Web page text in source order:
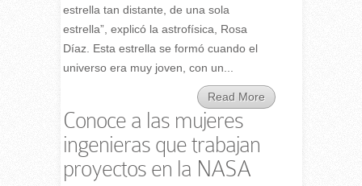
estrella tan distante, de una sola
estrella”, explicó la astrofísica, Rosa
Díaz. Esta estrella se formó cuando el
universo era muy joven, con un...
Read More
Conoce a las mujeres
ingenieras que trabajan
proyectos en la NASA